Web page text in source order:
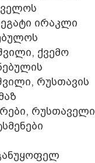
ირაკლი
ქვემო
რუსთავის
რუსთაველი